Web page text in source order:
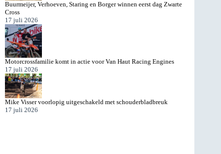
Buurmeijer, Verhoeven, Staring en Borger winnen eerst dag Zwarte
Cross
17 juli 2026
Motorcrossfamilie komt in actie voor Van Haut Racing Engines
17 juli 2026
Mike Visser voorlopig uitgeschakeld met schouderbladbreuk
17 juli 2026